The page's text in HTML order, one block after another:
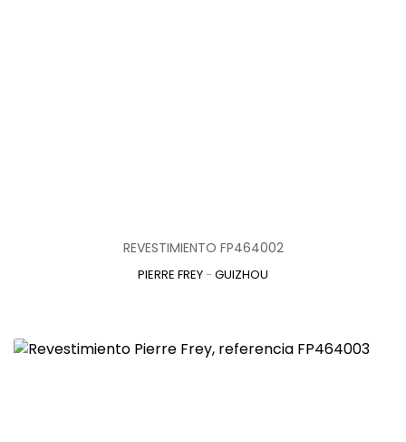
REVESTIMIENTO FP464002
PIERRE FREY- GUIZHOU